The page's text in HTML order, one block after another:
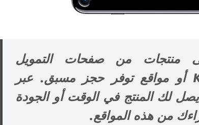
منتجات من صفحات التمويل
الجماعي مثل Indiegogo و KickStarter أو مواقع توفر حجز مسبق. عبر
لك المنتج في الوقت أو الجودة
من هذه المواقع.